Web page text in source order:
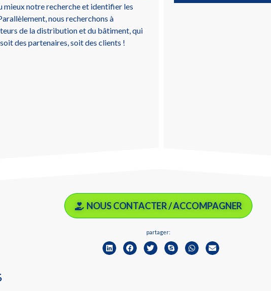
mieux notre recherche et identifier les
nous recherchons à
de la distribution et du bâtiment, qui
des partenaires, soit des clients !
NOUS CONTACTER / ACCOMPAGNER
partager: